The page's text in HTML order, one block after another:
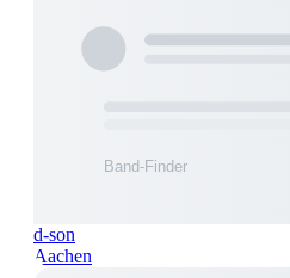
d-son
Aachen